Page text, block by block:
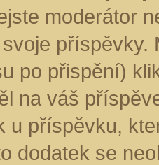
moderátor
po přispění)
na váš
u příspěvku,
dodatek se